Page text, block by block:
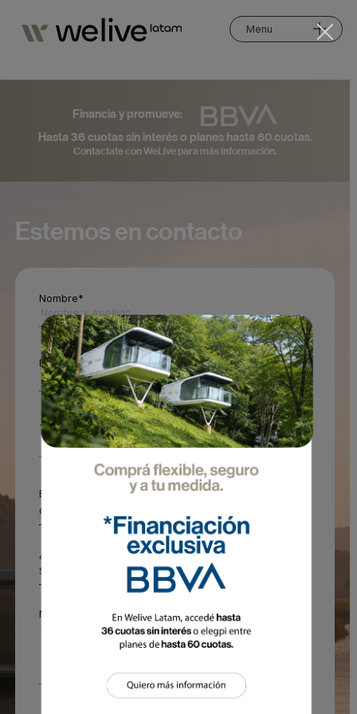
Menu
Financia y promueve:
Hasta 36 cuotas sin interés o planes hasta 60 cuotas.
Contactate con WeLive para más información.
Estemos en contacto
Nombre*
Email*
Teléfono
Estoy interesado en
¿Te interesa acceder a la financiación del BBVA?
Mensaje